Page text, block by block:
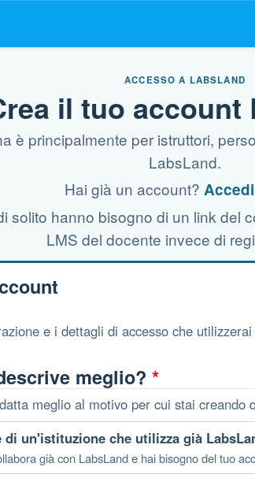
ACCESSO A LABSLAND
il tuo account
è principalmente per istruttori,
LabsLand.
Hai già un account?
solito hanno bisogno di un link del
LMS del docente invece di
e i dettagli di accesso che
meglio? *
meglio al motivo per cui stai creando
un'istituzione che utilizza già
già con LabsLand e hai bisogno del tuo